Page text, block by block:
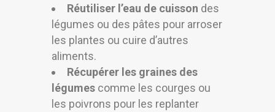
Réutiliser l’eau de cuisson des
légumes ou des pâtes pour arroser
les plantes ou cuire d’autres
aliments.
Récupérer les graines des
légumes comme les courges ou
les poivrons pour les replanter